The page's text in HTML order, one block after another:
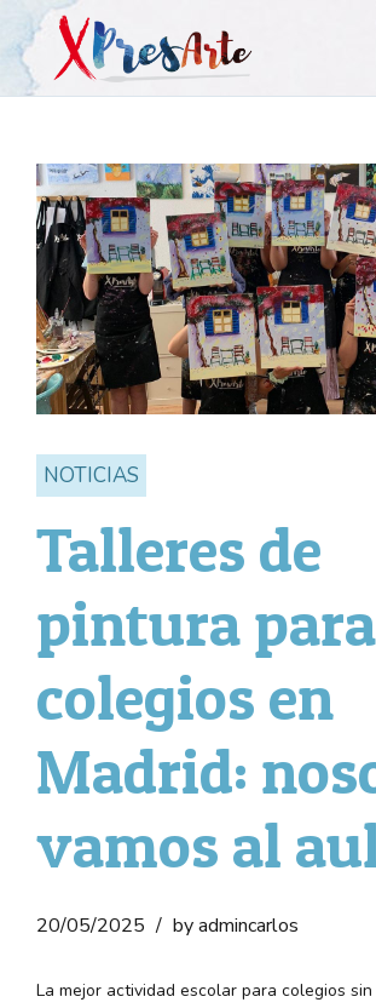
NOTICIAS
Talleres de
pintura para
colegios en
Madrid:
vamos al
20/05/2025 by admincarlos
La mejor actividad escolar para colegios